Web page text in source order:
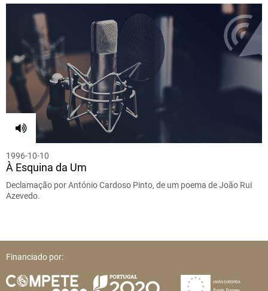
1996-10-10
À Esquina da Um
Declamação por António Cardoso Pinto, de um poema de João Rui
Azevedo.
Financiado por: